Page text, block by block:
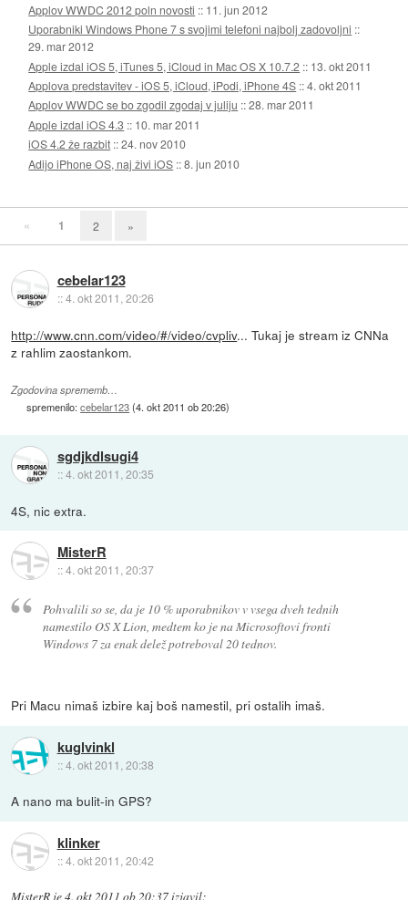
Applov WWDC 2012 poln novosti :: 11. jun 2012
Uporabniki Windows Phone 7 s svojimi telefoni najbolj zadovoljni ::
29. mar 2012
Apple izdal iOS 5, iTunes 5, iCloud in Mac OS X 10.7.2 :: 13. okt 2011
Applova predstavitev - iOS 5, iCloud, iPodi, iPhone 4S ::4. okt 2011
Applov WWDC se bo zgodil zgodaj v juliju ::28. mar 2011
Apple izdal iOS 4.3 :: 10. mar 2011
iOS 4.2 že razbit ::24. nov 2010
Adijo iPhone OS, naj živi iOS ::8. jun 2010
« 1 2 »
cebelar123
::4. okt 2011, 20:26
http://www.cnn.com/video/#/video/cvpliv... Tukaj je stream iz CNNa
z rahlim zaostankom.
Zgodovina sprememb…
spremenilo:cebelar123(4. okt 2011 ob 20:26)
sgdjkdlsugi4
::4. okt 2011, 20:35
4S, nic extra.
MisterR
::4. okt 2011, 20:37
Pohvalili so se, da je 10 % uporabnikov v vsega dveh tednih
namestilo OS X Lion, medtem ko je na Microsoftovi fronti
Windows 7 za enak delež potreboval 20 tednov.
Pri Macu nimaš izbire kaj boš namestil, pri ostalih imaš.
kuglvinkl
::4. okt 2011, 20:38
A nano ma bulit-in GPS?
klinker
::4. okt 2011, 20:42